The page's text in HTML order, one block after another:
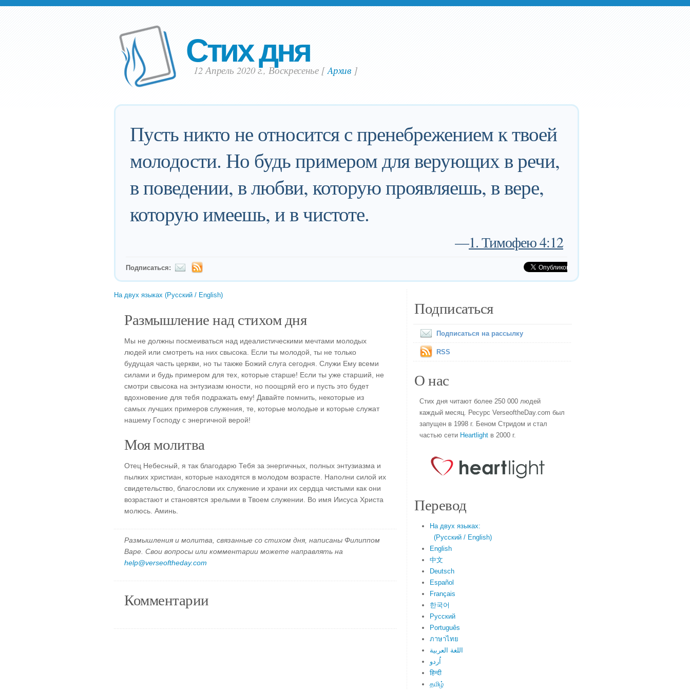
Стих дня
12 Апрель 2020 г., Воскресенье [Aрхив ]
Пусть никто не относится с пренебрежением к твоей
молодости. Но будь примером для верующих в речи,
в поведении, в любви, которую проявляешь, в вере,
которую имеешь, и в чистоте.
—1. Тимофею 4:12
Подписаться:
На двух языках (Русский / English)
Размышление над стихом дня
Мы не должны посмеиваться над идеалистическими мечтами молодых
людей или смотреть на них свысока. Если ты молодой, ты не только
будущая часть церкви, но ты также Божий слуга сегодня. Служи Ему всеми
силами и будь примером для тех, которые старше! Если ты уже старший, не
смотри свысока на энтузиазм юности, но поощряй его и пусть это будет
вдохновение для тебя подражать ему! Давайте помнить, некоторые из
самых лучших примеров служения, те, которые молодые и которые служат
нашему Господу с энергичной верой!
Моя молитва
Отец Небесный, я так благодарю Тебя за энергичных, полных энтузиазма и
пылких христиан, которые находятся в молодом возрасте. Наполни силой их
свидетельство, благослови их служение и храни их сердца чистыми как они
возрастают и становятся зрелыми в Твоем служении. Во имя Иисуса Христа
молюсь. Аминь.
Размышления и молитва, связанные со стихом дня, написаны Филиппом
Варе. Свои вопросы или комментарии можете направлять на
help@verseoftheday.com
Комментарии
Подписаться
Подписаться на рассылку
RSS
О нас
Стих дня читают более 250 000 людей
каждый месяц. Ресурс VerseoftheDay.com был
запущен в 1998 г. Беном Стридом и стал
частью сети Heartlight в 2000 г.
Перевод
На двух языках:
(Русский / English)
English
中文
Deutsch
Español
Français
한국어
Русский
Português
ภาษาไทย
اللغة العربية
اُردو
हिन्दी
தமிழ்